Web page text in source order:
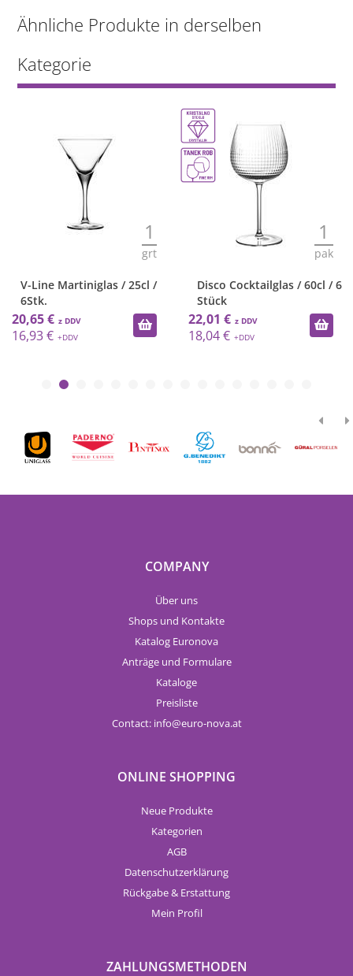
Ähnliche Produkte in derselben
Kategorie
1
grt
V-Line Martiniglas / 25cl /
6Stk.
20,65 €
16,93 €
1
pak
Disco Cocktailglas / 60cl / 6
Stück
22,01 €
18,04 €
COMPANY
Über uns
Shops und Kontakte
Katalog Euronova
Anträge und Formulare
Kataloge
Preisliste
Contact: info euro-nova.at
ONLINE SHOPPING
Neue Produkte
Kategorien
AGB
Datenschutzerklärung
Rückgabe & Erstattung
Mein Profil
ZAHLUNGSMETHODEN